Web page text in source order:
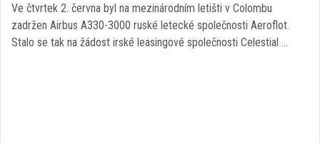
Ve čtvrtek 2. června byl na mezinárodním letišti v Colombu
zadržen Airbus A330-3000 ruské letecké společnosti Aeroflot.
Stalo se tak na žádost irské leasingové společnosti Celestial …